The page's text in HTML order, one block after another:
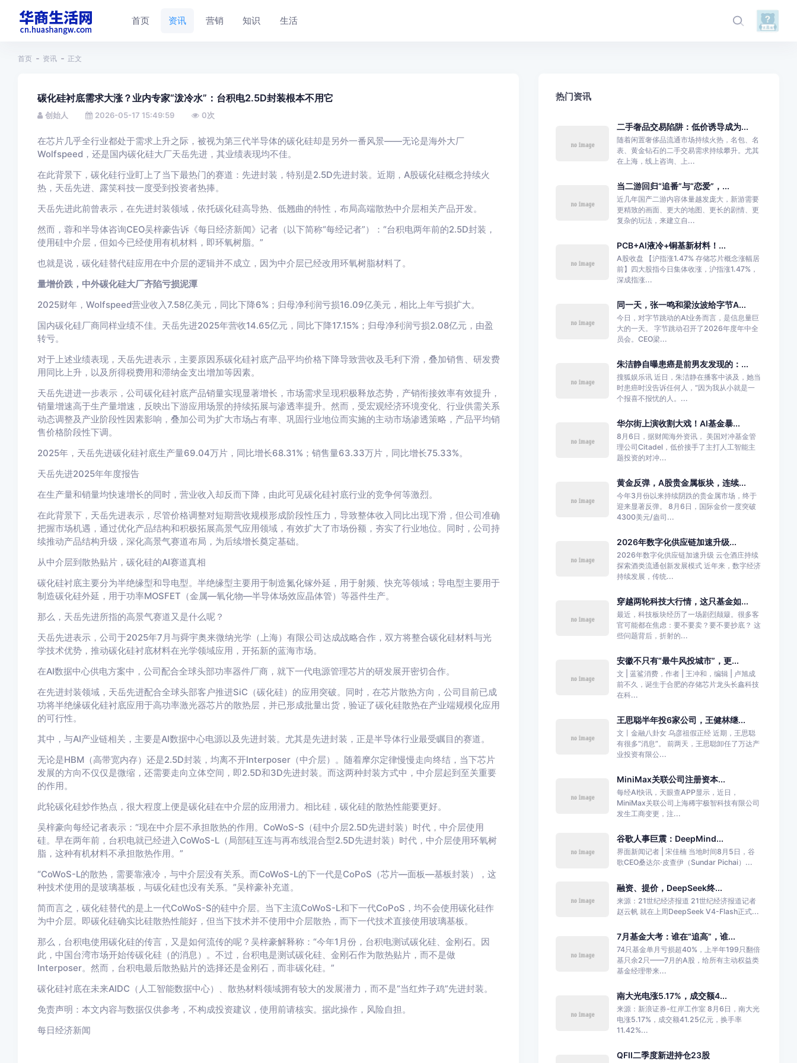
首页 资讯 营销 知识 生活
首页 资讯 正文
碳化硅衬底需求大涨？业内专家“泼冷水”：台积电2.5D封装根本不用它
创始人 2026-05-17 15:49:59 0次
在芯片几乎全行业都处于需求上升之际，被视为第三代半导体的碳化硅却是另外一番风景——无论是海外大厂
Wolfspeed，还是国内碳化硅大厂天岳先进，其业绩表现均不佳。
在此背景下，碳化硅行业盯上了当下最热门的赛道：先进封装，特别是2.5D先进封装。近期，A股碳化硅概念持续火
热，天岳先进、露笑科技一度受到投资者热捧。
天岳先进此前曾表示，在先进封装领域，依托碳化硅高导热、低翘曲的特性，布局高端散热中介层相关产品开发。
然而，蓉和半导体咨询CEO吴梓豪告诉《每日经济新闻》记者（以下简称“每经记者”）：“台积电两年前的2.5D封装，
使用硅中介层，但如今已经使用有机材料，即环氧树脂。”
也就是说，碳化硅替代硅应用在中介层的逻辑并不成立，因为中介层已经改用环氧树脂材料了。
量增价跌，中外碳化硅大厂齐陷亏损泥潭
2025财年，Wolfspeed营业收入7.58亿美元，同比下降6%；归母净利润亏损16.09亿美元，相比上年亏损扩大。
国内碳化硅厂商同样业绩不佳。天岳先进2025年营收14.65亿元，同比下降17.15%；归母净利润亏损2.08亿元，由盈
转亏。
对于上述业绩表现，天岳先进表示，主要原因系碳化硅衬底产品平均价格下降导致营收及毛利下滑，叠加销售、研发费
用同比上升，以及所得税费用和滞纳金支出增加等因素。
天岳先进进一步表示，公司碳化硅衬底产品销量实现显著增长，市场需求呈现积极释放态势，产销衔接效率有效提升，
销量增速高于生产量增速，反映出下游应用场景的持续拓展与渗透率提升。然而，受宏观经济环境变化、行业供需关系
动态调整及产业阶段性因素影响，叠加公司为扩大市场占有率、巩固行业地位而实施的主动市场渗透策略，产品平均销
售价格阶段性下调。
2025年，天岳先进碳化硅衬底生产量69.04万片，同比增长68.31%；销售量63.33万片，同比增长75.33%。
天岳先进2025年年度报告
在生产量和销量均快速增长的同时，营业收入却反而下降，由此可见碳化硅衬底行业的竞争何等激烈。
在此背景下，天岳先进表示，尽管价格调整对短期营收规模形成阶段性压力，导致整体收入同比出现下滑，但公司准确
把握市场机遇，通过优化产品结构和积极拓展高景气应用领域，有效扩大了市场份额，夯实了行业地位。同时，公司持
续推动产品结构升级，深化高景气赛道布局，为后续增长奠定基础。
从中介层到散热贴片，碳化硅的AI赛道真相
碳化硅衬底主要分为半绝缘型和导电型。半绝缘型主要用于制造氮化镓外延，用于射频、快充等领域；导电型主要用于
制造碳化硅外延，用于功率MOSFET（金属—氧化物—半导体场效应晶体管）等器件生产。
那么，天岳先进所指的高景气赛道又是什么呢？
天岳先进表示，公司于2025年7月与舜宇奥来微纳光学（上海）有限公司达成战略合作，双方将整合碳化硅材料与光
学技术优势，推动碳化硅衬底材料在光学领域应用，开拓新的蓝海市场。
在AI数据中心供电方案中，公司配合全球头部功率器件厂商，就下一代电源管理芯片的研发展开密切合作。
在先进封装领域，天岳先进配合全球头部客户推进SiC（碳化硅）的应用突破。同时，在芯片散热方向，公司目前已成
功将半绝缘碳化硅衬底应用于高功率激光器芯片的散热层，并已形成批量出货，验证了碳化硅散热在产业端规模化应用
的可行性。
其中，与AI产业链相关，主要是AI数据中心电源以及先进封装。尤其是先进封装，正是半导体行业最受瞩目的赛道。
无论是HBM（高带宽内存）还是2.5D封装，均离不开Interposer（中介层）。随着摩尔定律慢慢走向终结，当下芯片
发展的方向不仅仅是微缩，还需要走向立体空间，即2.5D和3D先进封装。而这两种封装方式中，中介层起到至关重要
的作用。
此轮碳化硅炒作热点，很大程度上便是碳化硅在中介层的应用潜力。相比硅，碳化硅的散热性能要更好。
吴梓豪向每经记者表示：“现在中介层不承担散热的作用。CoWoS-S（硅中介层2.5D先进封装）时代，中介层使用
硅。早在两年前，台积电就已经进入CoWoS-L（局部硅互连与再布线混合型2.5D先进封装）时代，中介层使用环氧树
脂，这种有机材料不承担散热作用。”
“CoWoS-L的散热，需要靠液冷，与中介层没有关系。而CoWoS-L的下一代是CoPoS（芯片—面板—基板封装），这
种技术使用的是玻璃基板，与碳化硅也没有关系。”吴梓豪补充道。
简而言之，碳化硅替代的是上一代CoWoS-S的硅中介层。当下主流CoWoS-L和下一代CoPoS，均不会使用碳化硅作
为中介层。即碳化硅确实比硅散热性能好，但当下技术并不使用中介层散热，而下一代技术直接使用玻璃基板。
那么，台积电使用碳化硅的传言，又是如何流传的呢？吴梓豪解释称：“今年1月份，台积电测试碳化硅、金刚石。因
此，中国台湾市场开始传碳化硅（的消息）。不过，台积电是测试碳化硅、金刚石作为散热贴片，而不是做
Interposer。然而，台积电最后散热贴片的选择还是金刚石，而非碳化硅。”
碳化硅衬底在未来AIDC（人工智能数据中心）、散热材料领域拥有较大的发展潜力，而不是“当红炸子鸡”先进封装。
免责声明：本文内容与数据仅供参考，不构成投资建议，使用前请核实。据此操作，风险自担。
每日经济新闻
热门资讯
二手奢品交易陷阱：低价诱导成为...
随着闲置奢侈品流通市场持续火热，名包、名
表、黄金钻石的二手交易需求持续攀升。尤其
在上海，线上咨询、上...
当二游回归“追番”与“恋爱”，...
近几年国产二游内容体量越发庞大，新游需要
更精致的画面、更大的地图、更长的剧情、更
复杂的玩法，来建立自...
PCB+AI液冷+铜基新材料！...
A股收盘 【沪指涨1.47% 存储芯片概念涨幅居
前】四大股指今日集体收涨，沪指涨1.47%，
深成指涨...
同一天，张一鸣和梁汝波给字节A...
今日，对字节跳动的AI业务而言，是信息量巨
大的一天。 字节跳动召开了2026年度年中全
员会。CEO梁...
朱洁静自曝患癌是前男友发现的：...
搜狐娱乐讯 近日，朱洁静在播客中谈及，她当
时患癌时没告诉任何人，“因为我从小就是一
个报喜不报忧的人。...
华尔街上演收割大戏！AI基金暴...
8月6日，据财闻海外资讯， 美国对冲基金管
理公司Citadel，低价接手了主打人工智能主
题投资的对冲...
黄金反弹，A股贵金属板块，连续...
今年3月份以来持续阴跌的贵金属市场，终于
迎来显著反弹。 8月6日，国际金价一度突破
4300美元/盎司...
2026年数字化供应链加速升级...
2026年数字化供应链加速升级 云仓酒庄持续
探索酒类流通创新发展模式 近年来，数字经济
持续发展，传统...
穿越两轮科技大行情，这只基金如...
最近，科技板块经历了一场剧烈颠簸。很多客
官可能都在焦虑：要不要卖？要不要抄底？ 这
些问题背后，折射的...
安徽不只有“最牛风投城市”，更...
文 | 蓝鲨消费，作者 | 王冲和，编辑 | 卢旭成
前不久，诞生于合肥的存储芯片龙头长鑫科技
在科...
王思聪半年投6家公司，王健林继...
文丨金融八卦女 乌彦祖假正经 近期，王思聪
有很多“消息”。 前两天，王思聪卸任了万达产
业投资有限公...
MiniMax关联公司注册资本...
每经AI快讯，天眼查APP显示，近日，
MiniMax关联公司上海稀宇极智科技有限公司
发生工商变更，注...
谷歌人事巨震：DeepMind...
界面新闻记者 | 宋佳楠 当地时间8月5日，谷
歌CEO桑达尔·皮查伊（Sundar Pichai）...
融资、提价，DeepSeek终...
来源：21世纪经济报道 21世纪经济报道记者
赵云帆 就在上周DeepSeek V4-Flash正式...
7月基金大考：谁在“追高”，谁...
74只基金单月亏损超40%，上半年199只翻倍
基只余2只——7月的A股，给所有主动权益类
基金经理带来...
南大光电涨5.17%，成交额4...
来源：新浪证券-红岸工作室 8月6日，南大光
电涨5.17%，成交额41.25亿元，换手率
11.42%...
QFII二季度新进持仓23股